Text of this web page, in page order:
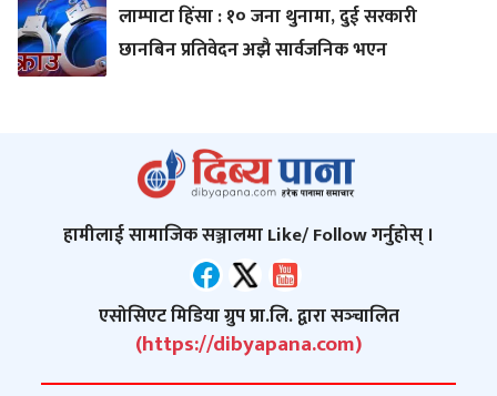
लाम्पाटा हिंसा : १० जना थुनामा, दुई सरकारी
छानबिन प्रतिवेदन अझै सार्वजनिक भएन
हामीलाई सामाजिक सञ्जालमा Like/ Follow गर्नुहोस् ।
एसोसिएट मिडिया ग्रुप प्रा.लि. द्वारा सञ्‍चालित
(https://dibyapana.com)